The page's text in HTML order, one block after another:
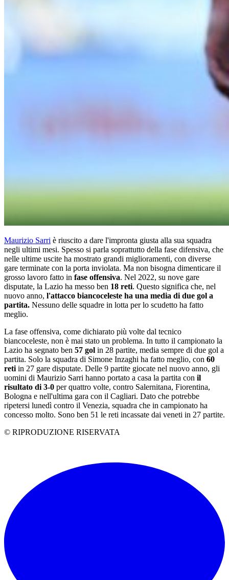
Maurizio Sarri è riuscito a dare l'impronta giusta alla sua squadra
negli ultimi mesi. Spesso si parla soprattutto della fase difensiva, che
nelle ultime uscite ha mostrato grandi miglioramenti, con diverse
gare terminate con la porta inviolata. Ma non bisogna dimenticare il
grosso lavoro fatto in fase offensiva. Nel 2022, su nove gare
disputate, la Lazio ha messo ben 18 reti. Questo significa che, nel
nuovo anno, l'attacco biancoceleste ha una media di due gol a
partita. Nessuno delle squadre in lotta per lo scudetto ha fatto
meglio.
La fase offensiva, come dichiarato più volte dal tecnico
biancoceleste, non è mai stato un problema. In tutto il campionato la
Lazio ha segnato ben 57 gol in 28 partite, media sempre di due gol a
partita. Solo la squadra di Simone Inzaghi ha fatto meglio, con 60
reti in 27 gare disputate. Delle 9 partite giocate nel nuovo anno, gli
uomini di Maurizio Sarri hanno portato a casa la partita con il
risultato di 3-0 per quattro volte, contro Salernitana, Fiorentina,
Bologna e nell'ultima gara con il Cagliari. Dato che potrebbe
ripetersi lunedì contro il Venezia, squadra che in campionato ha
concesso molto. Sono ben 51 le reti incassate dai veneti in 27 partite.
© RIPRODUZIONE RISERVATA